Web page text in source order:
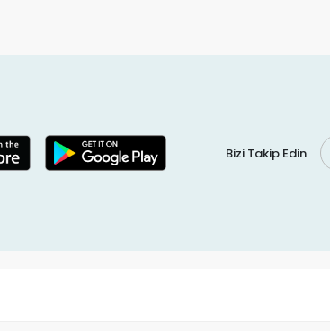
Bizi Takip Edin